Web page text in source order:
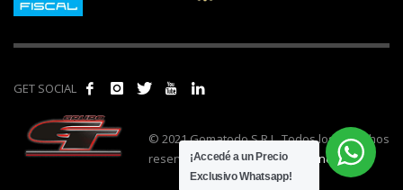
GET SOCIAL
© 2021 Gomatodo S.R.L. Todos los derechos
reservados. | Realizado por
cónclave.
¡Accedé a un Precio
Exclusivo Whatsapp!